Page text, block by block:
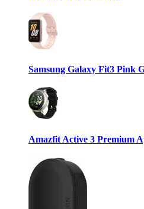
Samsung Galaxy Fit3 Pink
Amazfit Active 3 Premium